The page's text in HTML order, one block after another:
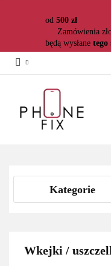
od 500 zł
Zamówienia
będą wysłane tego
Kategorie
Wkejki /